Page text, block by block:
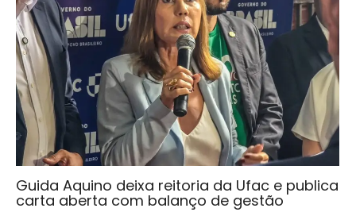
Guida Aquino deixa reitoria da Ufac e publica
carta aberta com balanço de gestão